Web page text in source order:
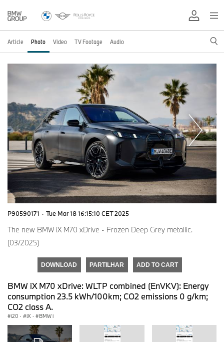
Article Photo Video TV Footage Audio
P90590171 · Tue Mar 18 16:15:10 CET 2025
The new BMW iX M70 xDrive - Frozen Deep Grey metallic.
(03/2025)
DOWNLOAD PARTILHAR ADD TO CART
BMW iX M70 xDrive: WLTP combined (EnVKV): Energy
consumption 23.5 kWh/100km; CO2 emissions 0 g/km;
CO2 class A.
i20 · iX · BMW i